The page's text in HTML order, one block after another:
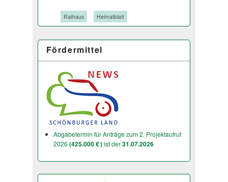
Rathaus Heimatblatt
Fördermittel
Abgabetermin für Anträge zum 2. Projektaufruf
2026 (425.000 € )ist der31.07.2026